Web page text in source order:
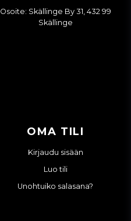
Osoite: Skällinge By 31, 432 99
Skällinge
OMA TILI
Kirjaudu sisään
Luo tili
Unohtuiko salasana?